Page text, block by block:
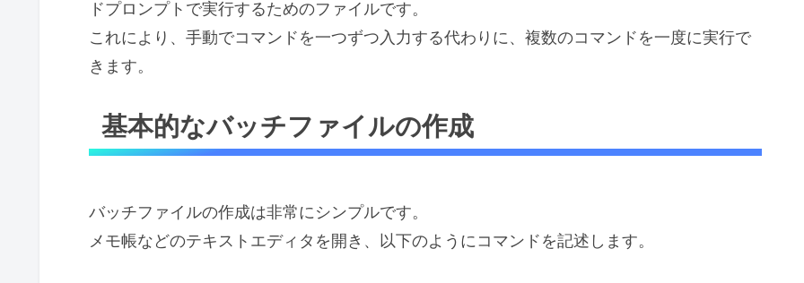
ドプロンプトで実行するためのファイルです。
これにより、手動でコマンドを一つずつ入力する代わりに、複数のコマンドを一度に実行で
きます。
基本的なバッチファイルの作成
バッチファイルの作成は非常にシンプルです。
メモ帳などのテキストエディタを開き、以下のようにコマンドを記述します。